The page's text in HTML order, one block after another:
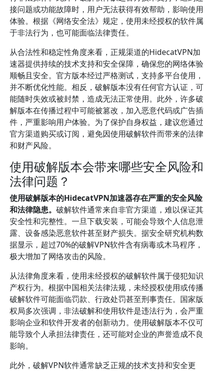
接问题或功能故障时，用户无法获得有效帮助，影响使用
体验。根据《网络安全法》规定，使用未经授权的软件属
于非法行为，也可能面临法律责任。
从合法性和稳定性角度来看，正规渠道的HidecatVPN加
速器提供持续的技术支持和安全保障，确保您的网络体验
顺畅且安全。官方版本经过严格测试，支持多平台使用，
并不断优化性能。相反，破解版本没有任何官方认证，可
能随时失效或被封禁，造成无法正常使用。此外，许多破
解版本在传播过程中可能被篡改，加入恶意代码或广告插
件，严重影响用户体验。为了保护自身权益，建议您通过
官方渠道购买或订阅，避免因使用破解软件而带来的法律
和财产风险。
使用破解版本会带来哪些安全风险和
法律问题？
使用破解版本的HidecatVPN加速器存在严重的安全风险
和法律隐患。 破解软件通常来自非官方渠道，难以保证其
安全性和完整性。一旦下载安装，可能会导致个人信息泄
露、设备感染恶意软件甚至财产损失。据安全研究机构数
据显示，超过70%的破解VPN软件含有病毒或木马程序，
极大增加了网络攻击的风险。
从法律角度来看，使用未经授权的破解软件属于侵犯知识
产权行为。根据中国相关法律法规，未经授权使用或传播
破解软件可能面临罚款、行政处罚甚至刑事责任。国家版
权局多次强调，非法破解和使用软件是违法行为，会严重
影响企业和软件开发者的创新动力。使用破解版本不仅可
能导致个人承担法律责任，还可能对企业的声誉造成不良
影响。
此外，破解VPN软件通常缺乏正规的技术支持和安全更